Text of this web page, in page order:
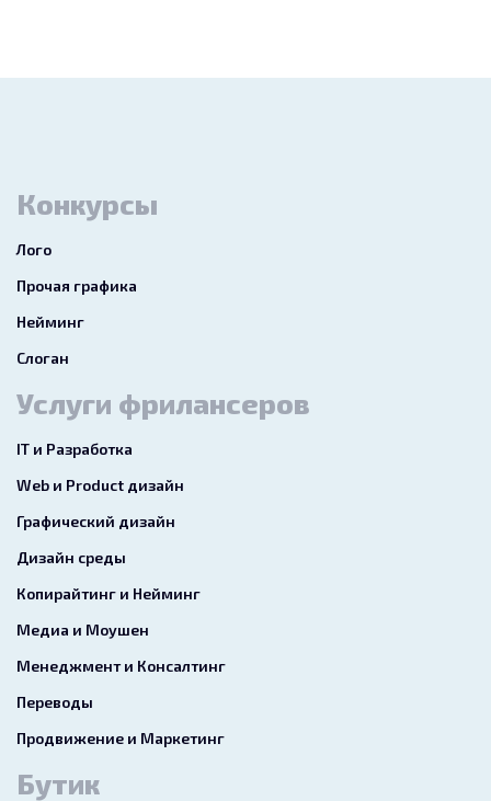
Конкурсы
Лого
Прочая графика
Нейминг
Слоган
Услуги фрилансеров
IT и Разработка
Web и Product дизайн
Графический дизайн
Дизайн среды
Копирайтинг и Нейминг
Медиа и Моушен
Менеджмент и Консалтинг
Переводы
Продвижение и Маркетинг
Бутик